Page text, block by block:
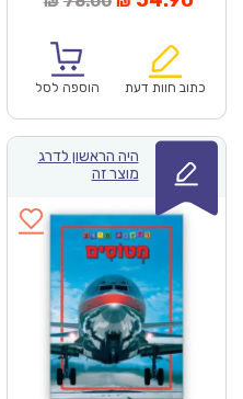
₪78.00.
כתוב חוות דעת הוספה לסל
היה הראשון לדרג
מוצר זה